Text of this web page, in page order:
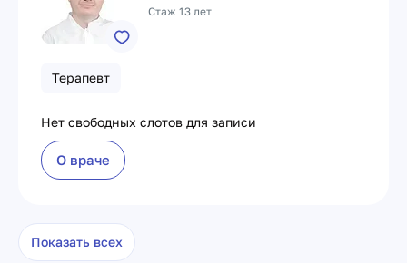
Стаж 13 лет
Терапевт
Нет свободных слотов для записи
О враче
Показать всех